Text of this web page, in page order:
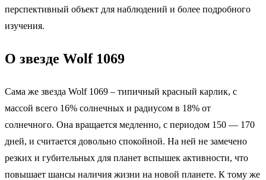
перспективный объект для наблюдений и более подробного
изучения.
О звезде Wolf 1069
Сама же звезда Wolf 1069 – типичный красный карлик, с
массой всего 16% солнечных и радиусом в 18% от
солнечного. Она вращается медленно, с периодом 150 — 170
дней, и считается довольно спокойной. На ней не замечено
резких и губительных для планет вспышек активности, что
повышает шансы наличия жизни на новой планете. К тому же